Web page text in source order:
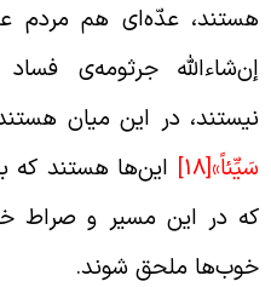
عدّه‌ای هم مردم
جرثومه‌ی
در این میان
[18]
این‌ها هستند که
در این مسیر و صراط
ملحق شوند.